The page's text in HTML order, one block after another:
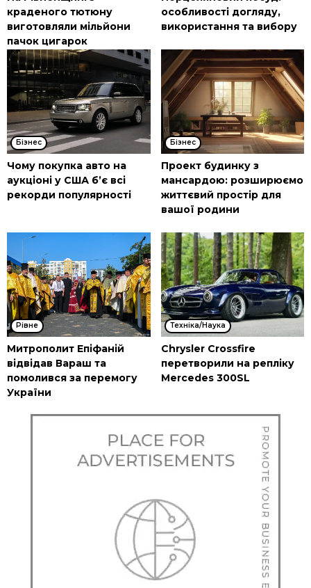
краденого тютюну
виготовляли мільйони
пачок цигарок
особливості догляду,
використання та вибору
Бізнес
Чому покупка авто на
аукціоні у США б’є всі
рекорди популярності
Бізнес
Проект будинку з
мансардою: розширюємо
життєвий простір для
вашої родини
Рівне
Митрополит Епіфаній
відвідав Вараш та
помолився за перемогу
України
Техніка/Наука
Chrysler Crossfire
перетворили на репліку
Mercedes 300SL